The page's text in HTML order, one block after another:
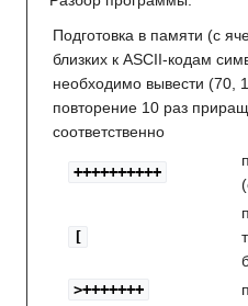
Подготовка в памяти (с
близких к ASCII-кодам
необходимо вывести (70,
повторение 10 раз
соответственно
++++++++++
[
>+++++++